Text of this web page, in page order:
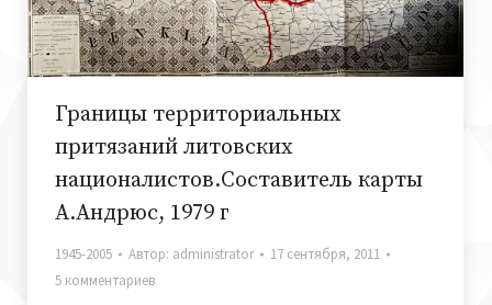
Границы территориальных
притязаний литовских
националистов.Составитель карты
А.Андрюс, 1979 г
1945-2005 Автор: administrator
17 сентября, 2011
5 комментариев